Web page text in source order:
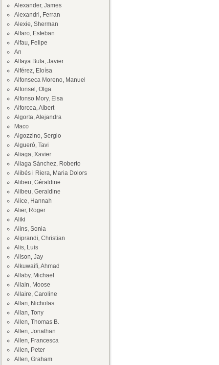
Alexander, James
Alexandri, Ferran
Alexie, Sherman
Alfaro, Esteban
Alfau, Felipe
An
Alfaya Bula, Javier
Alférez, Eloísa
Alfonseca Moreno, Manuel
Alfonsel, Olga
Alfonso Mory, Elsa
Alforcea, Albert
Algorta, Alejandra
Maco
Algozzino, Sergio
Algueró, Tavi
Aliaga, Xavier
Aliaga Sánchez, Roberto
Alibés i Riera, Maria Dolors
Alibeu, Géraldine
Alibeu, Geraldine
Alice, Hannah
Alier, Roger
Aliki
Alins, Sonia
Aliprandi, Christian
Alis, Luis
Alison, Jay
Alkuwaifi, Ahmad
Allaby, Michael
Allain, Moose
Allaire, Caroline
Allan, Nicholas
Allan, Tony
Allen, Thomas B.
Allen, Jonathan
Allen, Francesca
Allen, Peter
Allen, Graham